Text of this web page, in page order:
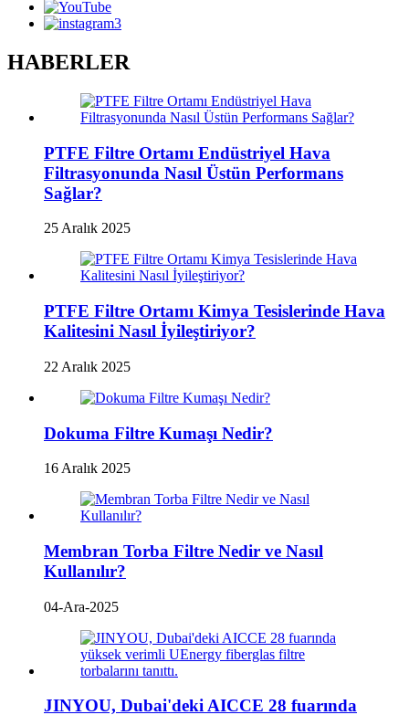
HABERLER
PTFE Filtre Ortamı Endüstriyel Hava
Filtrasyonunda Nasıl Üstün Performans
Sağlar?
25 Aralık 2025
PTFE Filtre Ortamı Kimya Tesislerinde Hava
Kalitesini Nasıl İyileştiriyor?
22 Aralık 2025
Dokuma Filtre Kumaşı Nedir?
16 Aralık 2025
Membran Torba Filtre Nedir ve Nasıl
Kullanılır?
04-Ara-2025
JINYOU, Dubai'deki AICCE 28 fuarında